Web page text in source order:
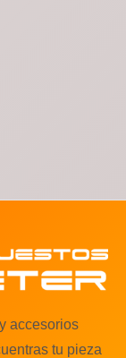
accesorios
tu pieza